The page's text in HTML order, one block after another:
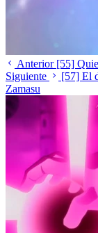
Anterior [55]
Siguiente
[57] El
Zamasu